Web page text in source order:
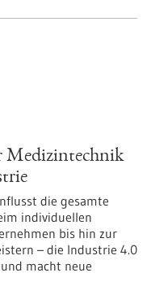
Medizintechnik
die gesamte
individuellen
bis hin zur
– die Industrie 4.0
macht neue